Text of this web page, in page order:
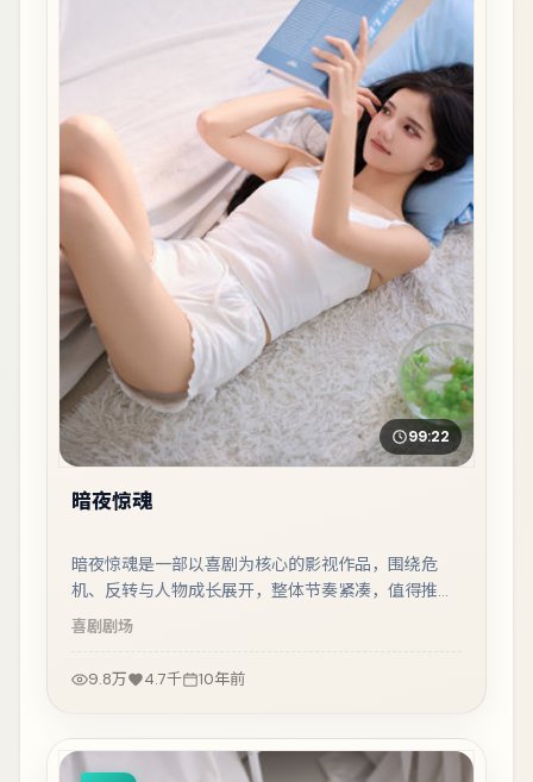
99:22
暗夜惊魂
暗夜惊魂是一部以喜剧为核心的影视作品，围绕危
机、反转与人物成长展开，整体节奏紧凑，值得推荐
观看。
喜剧剧场
9.8万 4.7千 10年前